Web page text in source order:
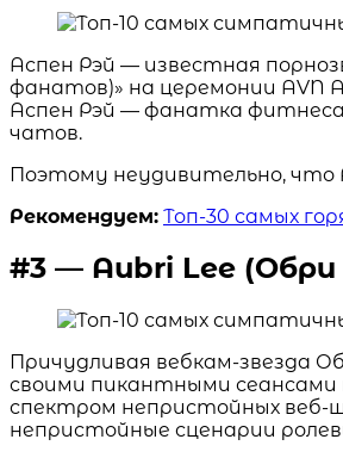
Аспен Рэй — известная
фанатов)» на церемонии AVN
Аспен Рэй — фанатка
чатов.
Поэтому неудивительно, что
Рекомендуем: Топ-30 самых
#3 — Aubri Lee (Обри
Причудливая вебкам-звезда
своими пикантными сеансами
спектром непристойных веб-
непристойные сценарии